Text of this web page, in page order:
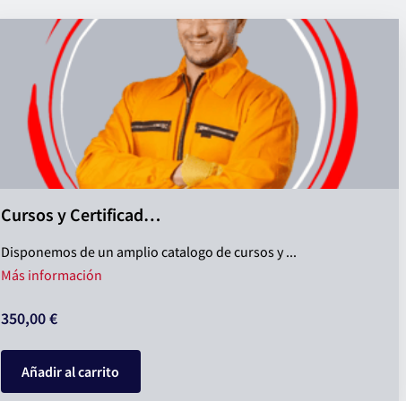
Cursos y Certificad…
Disponemos de un amplio catalogo de cursos y ...
Más información
350,00 €
Añadir al carrito